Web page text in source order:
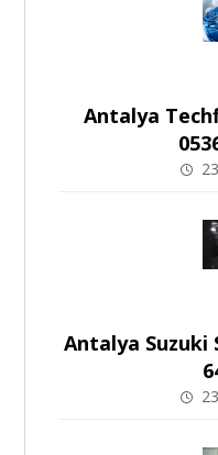
Antalya
Antalya Suzuki